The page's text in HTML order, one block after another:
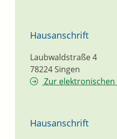
Hausanschrift
Laubwaldstraße 4
78224Singen
Zur
Hausanschrift